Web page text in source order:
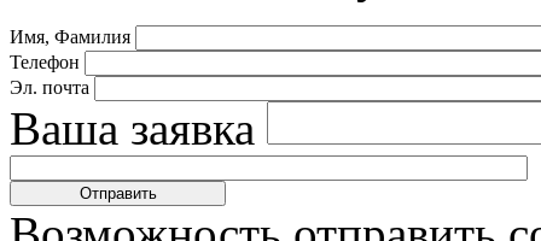
Имя, Фамилия
Телефон
Эл. почта
Ваша заявка